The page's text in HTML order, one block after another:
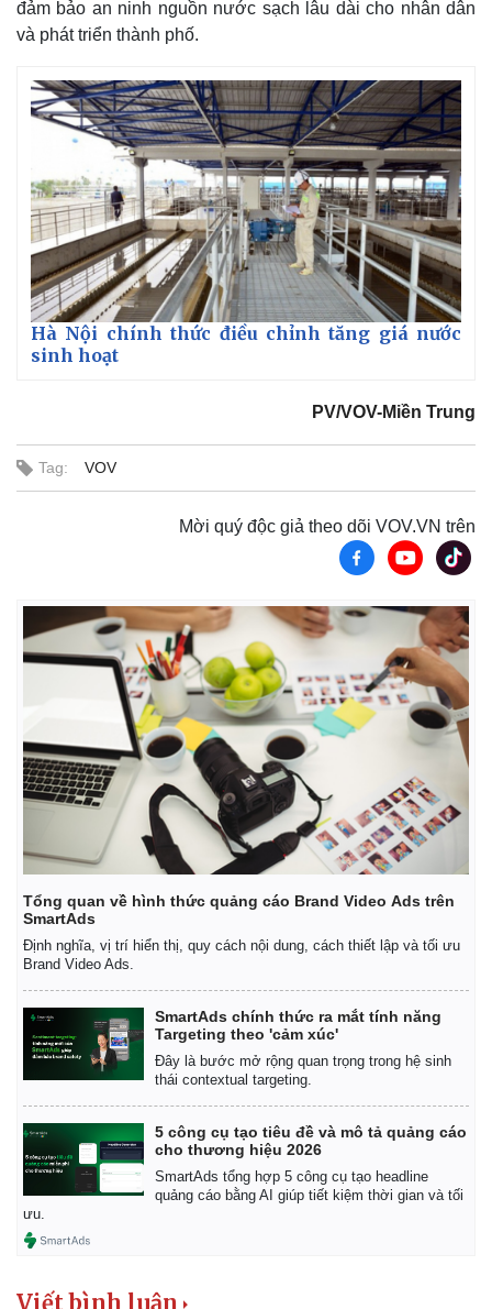
Khởi nghiệp
Thị trường
Giá vàng
Tiêu dùng
Tỷ giá
Chứng khoán
Giá cà phê
đảm bảo an ninh nguồn nước sạch lâu dài cho nhân dân
và phát triển thành phố.
Hà Nội chính thức điều chỉnh tăng giá nước
sinh hoạt
PV/VOV-Miền Trung
Tag: VOV
Mời quý độc giả theo dõi VOV.VN trên
Tổng quan về hình thức quảng cáo Brand Video Ads trên
SmartAds
Định nghĩa, vị trí hiển thị, quy cách nội dung, cách thiết lập và tối ưu
Brand Video Ads.
SmartAds chính thức ra mắt tính năng
Targeting theo 'cảm xúc'
Đây là bước mở rộng quan trọng trong hệ sinh
thái contextual targeting.
5 công cụ tạo tiêu đề và mô tả quảng cáo
cho thương hiệu 2026
SmartAds tổng hợp 5 công cụ tạo headline
quảng cáo bằng AI giúp tiết kiệm thời gian và tối
ưu.
Viết bình luận